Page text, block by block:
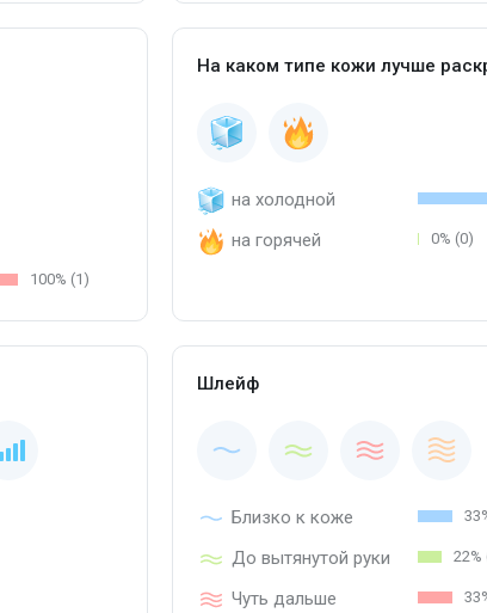
100% (1)
На каком типе кожи лучше
на холодной
на горячей 0% (0)
Шлейф
Близко к коже
До вытянутой руки 22%
Чуть дальше